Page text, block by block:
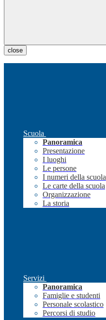
close
Scuola
Panoramica
Presentazione
I luoghi
Le persone
I numeri della scuola
Le carte della scuola
Organizzazione
La storia
Servizi
Panoramica
Famiglie e studenti
Personale scolastico
Percorsi di studio